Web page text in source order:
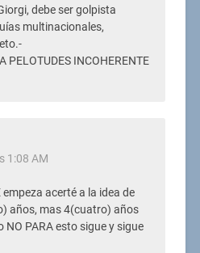
debe ser golpista
multinacionales,
PELOTUDES INCOHERENTE
1:08 AM
empeza acerté a la idea de
años, mas 4(cuatro) años
NO PARA esto sigue y sigue